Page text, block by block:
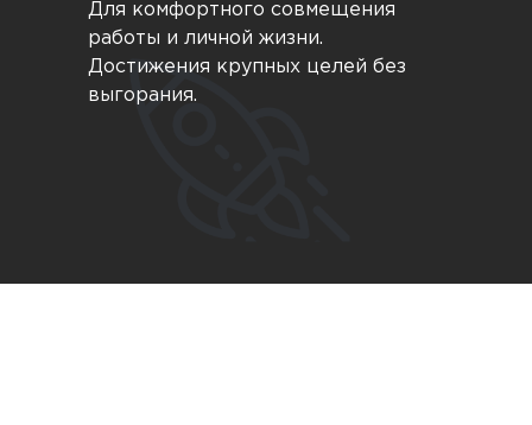
Для комфортного совмещения
работы и личной жизни.
Достижения крупных целей без
выгорания.